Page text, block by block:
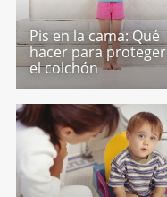
Pis en la cama: Qué
hacer para proteger
el colchón